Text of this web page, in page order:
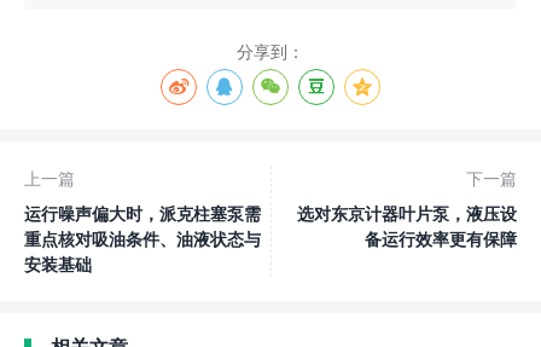
分享到：
上一篇
运行噪声偏大时，派克柱塞泵需
重点核对吸油条件、油液状态与
安装基础
下一篇
选对东京计器叶片泵，液压设
备运行效率更有保障